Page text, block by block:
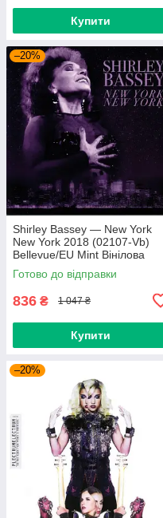
Купити
–20%
Shirley Bassey — New York
New York 2018 (02107-Vb)
Bellevue/EU Mint Вінілова
платівка (art.238985)
Готово до відправки
836 ₴ 1 047 ₴
Купити
–20%